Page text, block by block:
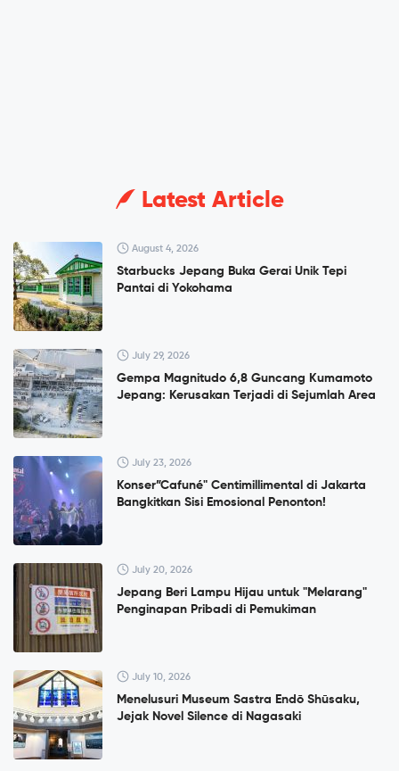
Latest Article
August 4, 2026
Starbucks Jepang Buka Gerai Unik Tepi
Pantai di Yokohama
July 29, 2026
Gempa Magnitudo 6,8 Guncang Kumamoto
Jepang: Kerusakan Terjadi di Sejumlah Area
July 23, 2026
Konser”Cafuné" Centimillimental di Jakarta
Bangkitkan Sisi Emosional Penonton!
July 20, 2026
Jepang Beri Lampu Hijau untuk "Melarang"
Penginapan Pribadi di Pemukiman
July 10, 2026
Menelusuri Museum Sastra Endō Shūsaku,
Jejak Novel Silence di Nagasaki